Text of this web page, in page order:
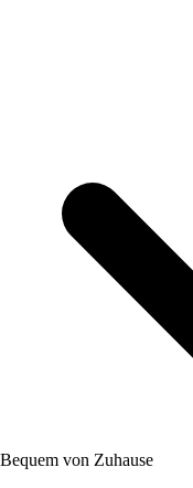
Bequem von Zuhause